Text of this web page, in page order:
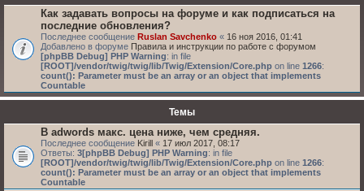
Как задавать вопросы на форуме и как подписаться на
последние обновления?
Последнее сообщение Ruslan Savchenko « 16 ноя 2016, 01:41
Добавлено в форуме Правила и инструкции по работе с форумом
[phpBB Debug] PHP Warning: in file
[ROOT]/vendor/twig/twig/lib/Twig/Extension/Core.php on line 1266:
count(): Parameter must be an array or an object that implements
Countable
Темы
В adwords макс. цена ниже, чем средняя.
Последнее сообщение Kirill « 17 июл 2017, 08:17
Ответы: 3[phpBB Debug] PHP Warning: in file
[ROOT]/vendor/twig/twig/lib/Twig/Extension/Core.php on line 1266:
count(): Parameter must be an array or an object that implements
Countable